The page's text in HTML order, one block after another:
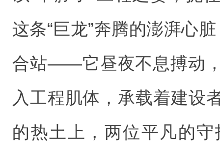
这条“巨龙”奔腾的澎湃心
合站——它昼夜不息搏动
入工程肌体，承载着建设
的热土上，两位平凡的